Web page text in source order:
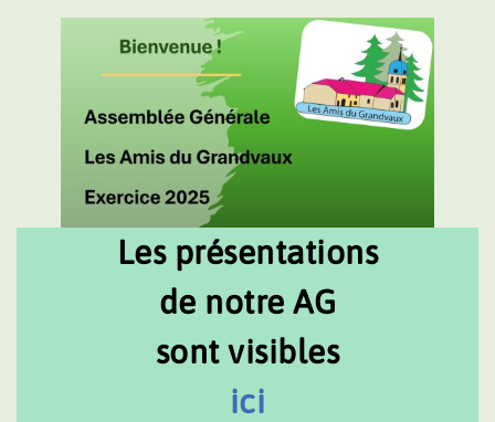
Les présentations
de notre AG
sont visibles
ici